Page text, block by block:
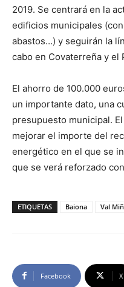
2019. Se centrará en la
edificios municipales
abastos…) y seguirán la
cabo en Covaterreña y el
El ahorro de 100.000
un importante dato, una
presupuesto municipal.
mejorar el importe del
energético en el que se
que se verá reforzado
ETIQUETAS Baiona Val
Facebook X